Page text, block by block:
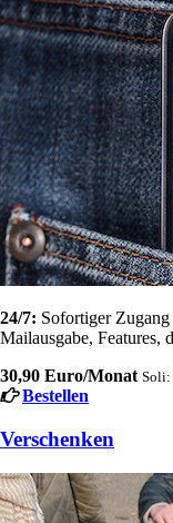
24/7: Sofortiger
Mailausgabe, Features,
30,90 Euro/Monat Soli:
Bestellen
Verschenken